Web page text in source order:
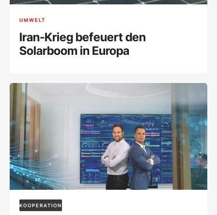
UMWELT
Iran-Krieg befeuert den
Solarboom in Europa
KOOPERATION